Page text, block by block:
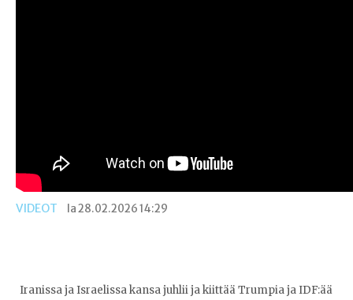
VIDEOT la 28.02.2026 14:29
Iranissa ja Israelissa kansa juhlii ja kiittää Trumpia ja IDF:ää